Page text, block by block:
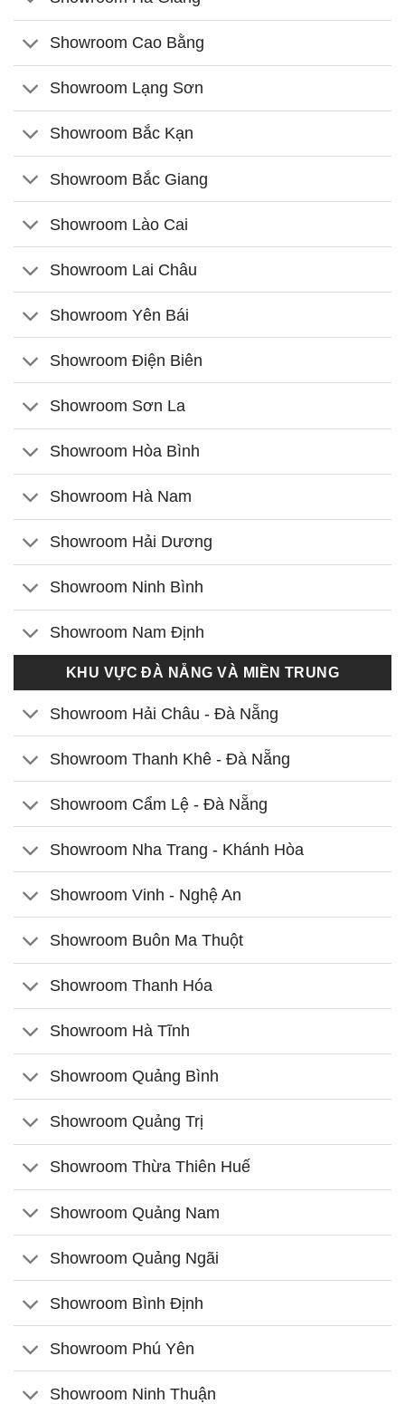
Showroom Cao Bằng
Showroom Lạng Sơn
Showroom Bắc Kạn
Showroom Bắc Giang
Showroom Lào Cai
Showroom Lai Châu
Showroom Yên Bái
Showroom Điện Biên
Showroom Sơn La
Showroom Hòa Bình
Showroom Hà Nam
Showroom Hải Dương
Showroom Ninh Bình
Showroom Nam Định
KHU VỰC ĐÀ NẴNG VÀ MIỀN TRUNG
Showroom Hải Châu - Đà Nẵng
Showroom Thanh Khê - Đà Nẵng
Showroom Cẩm Lệ - Đà Nẵng
Showroom Nha Trang - Khánh Hòa
Showroom Vinh - Nghệ An
Showroom Buôn Ma Thuột
Showroom Thanh Hóa
Showroom Hà Tĩnh
Showroom Quảng Bình
Showroom Quảng Trị
Showroom Thừa Thiên Huế
Showroom Quảng Nam
Showroom Quảng Ngãi
Showroom Bình Định
Showroom Phú Yên
Showroom Ninh Thuận